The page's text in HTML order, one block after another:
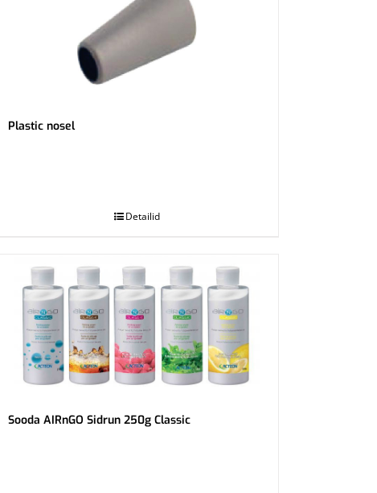
Plastic nosel
Detailid
Sooda AIRnGO Sidrun 250g Classic